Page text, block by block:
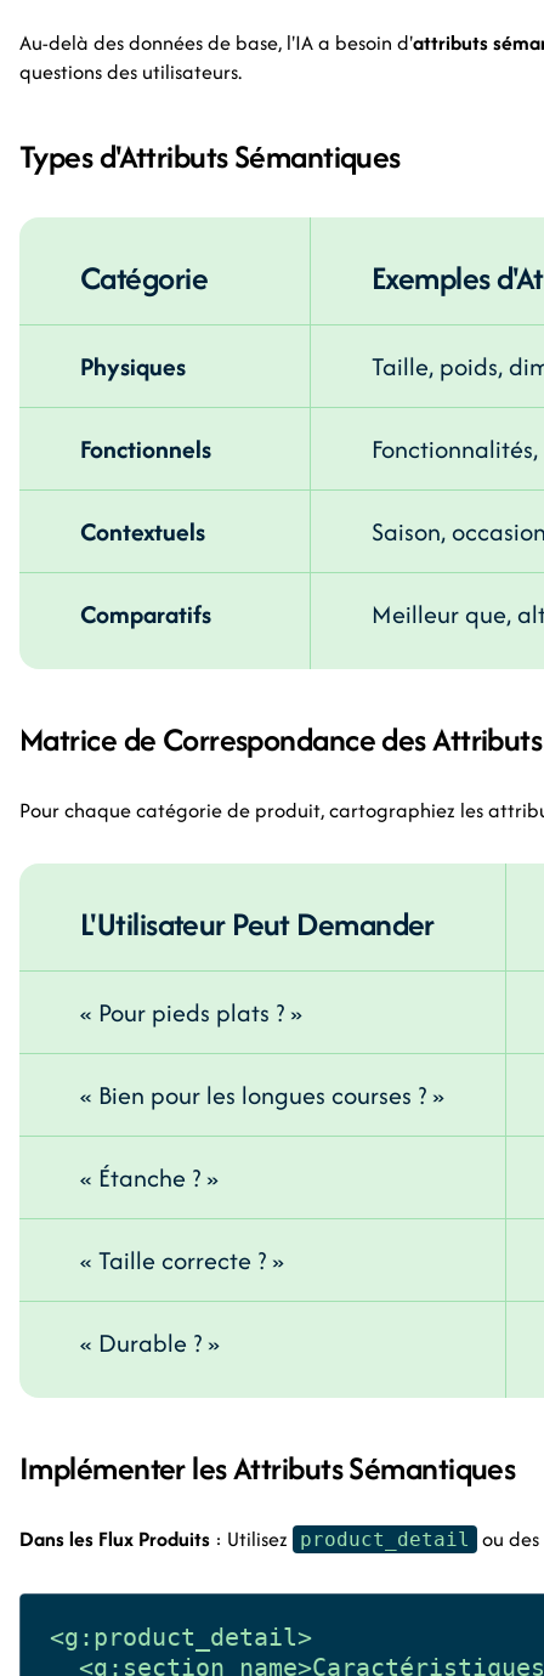
Au-delà des données de base, l'IA a besoin d'attributs
questions des utilisateurs.
Types d'Attributs Sémantiques
Catégorie Exemples
Physiques Taille, poids,
Fonctionnels
Contextuels Saison,
Comparatifs Meilleur que,
Matrice de Correspondance des Attributs
Pour chaque catégorie de produit, cartographiez les
L'Utilisateur Peut Demander
« Pour pieds plats ? »
« Bien pour les longues courses ? »
« Étanche ? »
« Taille correcte ? »
« Durable ? »
Implémenter les Attributs Sémantiques
Dans les Flux Produits : Utilisez product_detail ou
<g:product_detail>